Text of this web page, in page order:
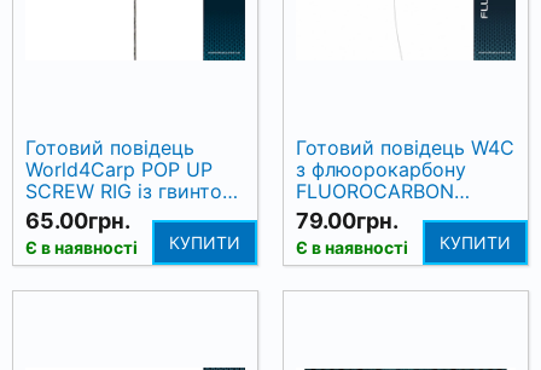
Готовий повідець
World4Carp POP UP
SCREW RIG із гвинтом,
гачок WIDE GAPE №8,
15 см
65.00грн.
Є в наявності КУПИТИ
Готовий повідець W4C
з флюорокарбону
FLUOROCARBON
RONNIE RIG, гачок
MUGGA № 6, 18 см
79.00грн.
Є в наявності КУПИТИ